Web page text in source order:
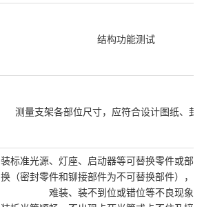
结构功能测试
测量支架各部位尺寸，应符合设计图纸、封
装标准光源、灯座、启动器等可替换零件或部
换（密封零件和铆接部件为不可替换部件），
难装、装不到位或错位等不良现象。